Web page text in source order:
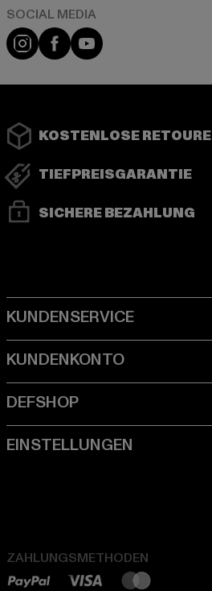
Instagram
FacebookYouTube
KOSTENLOSE RETOURE
TIEFPREISGARANTIE
SICHERE BEZAHLUNG
ZAHLUNGSMETHODEN